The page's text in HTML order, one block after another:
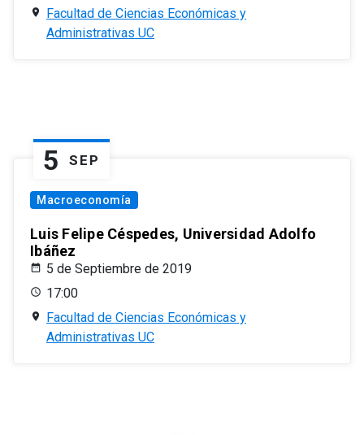
Facultad de Ciencias Económicas y
Administrativas UC
5 SEP
Macroeconomía
Luis Felipe Céspedes, Universidad Adolfo
Ibáñez
5 de Septiembre de 2019
17:00
Facultad de Ciencias Económicas y
Administrativas UC